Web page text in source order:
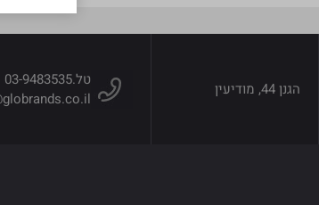
הגנן 44, מודיעין טל.03-9483535